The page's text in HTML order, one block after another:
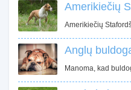
Amerikiečių
Anglų